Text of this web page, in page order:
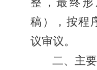
整，最终
稿），按程
议审议。
二、主